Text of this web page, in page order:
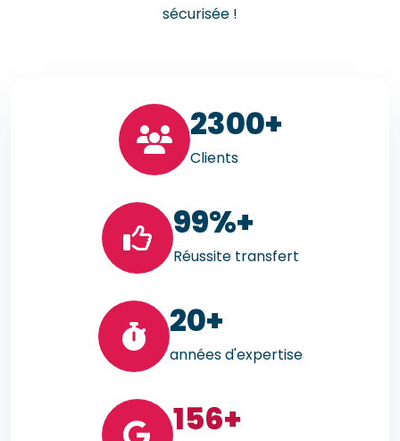
sécurisée !
2300+
Clients
99%+
Réussite transfert
20+
années d'expertise
156+